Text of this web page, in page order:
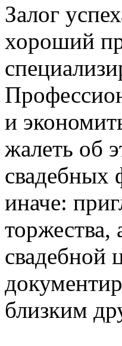
Залог
хороший
и
жалеть об
свадебных
иначе:
свадебной
близким